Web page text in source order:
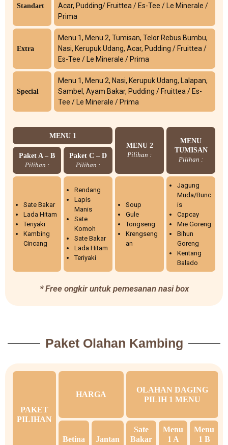
Standart
Acar, Pudding/ Fruittea / Es-Tee / Le Minerale /
Prima
Extra
Menu 1, Menu 2, Tumisan, Telor Rebus Bumbu,
Nasi, Kerupuk Udang, Acar, Pudding / Fruittea /
Es-Tee / Le Minerale / Prima
Special
Menu 1, Menu 2, Nasi, Kerupuk Udang, Lalapan,
Sambel, Ayam Bakar, Pudding / Fruittea / Es-
Tee / Le Minerale / Prima
MENU 1
MENU 2
Pilihan :
MENU
TUMISAN
Pilihan :
Paket A – B
Pilihan :
Paket C – D
Pilihan :
Sate Bakar
Lada Hitam
Teriyaki
Kambing
Cincang
Rendang
Lapis
Manis
Sate
Komoh
Sate Bakar
Lada Hitam
Teriyaki
Soup
Gule
Tongseng
Krengseng
an
Jagung
Muda/Bunc
is
Capcay
Mie Goreng
Bihun
Goreng
Kentang
Balado
* Free ongkir untuk pemesanan nasi box
Paket Olahan Kambing
PAKET
PILIHAN
HARGA
OLAHAN DAGING
PILIH 1 MENU
Betina Jantan
Sate
Bakar
Menu
1 A
Menu
1 B